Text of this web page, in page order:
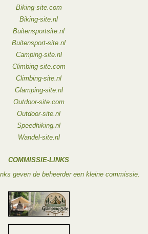
Biking-site.com
Biking-site.nl
Buitensportsite.nl
Buitensport-site.nl
Camping-site.nl
Climbing-site.com
Climbing-site.nl
Glamping-site.nl
Outdoor-site.com
Outdoor-site.nl
Speedhiking.nl
Wandel-site.nl
COMMISSIE-LINKS
geven de beheerder een kleine commissie.